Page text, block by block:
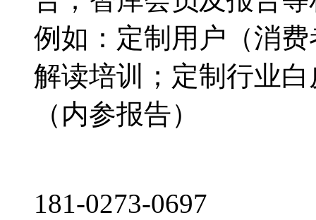
例如：定制用户（消
解读培训；定制行业
（内参报告）
181-0273-0697